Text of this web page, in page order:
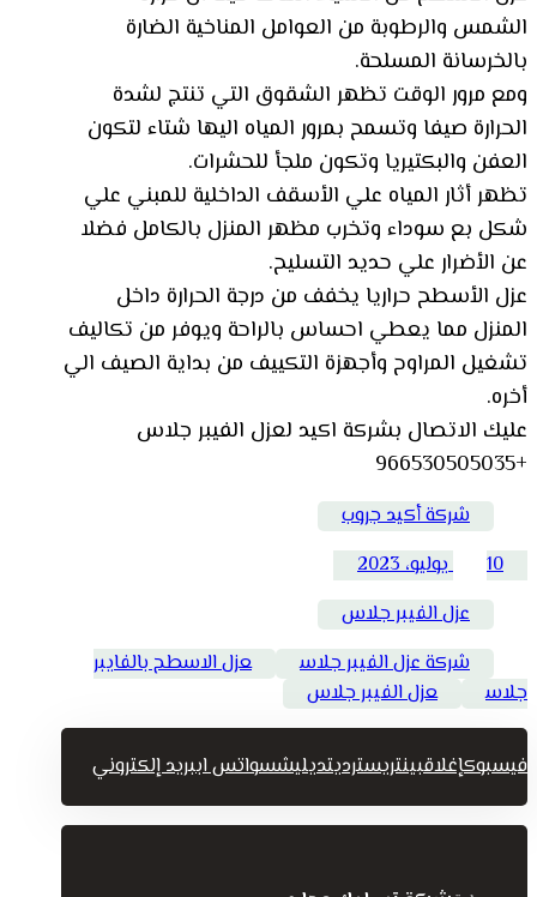
الشمس والرطوبة من العوامل المناخية الضارة
بالخرسانة المسلحة.
ومع مرور الوقت تظهر الشقوق التي تنتج لشدة
الحرارة صيفا وتسمح بمرور المياه اليها شتاء لتكون
العفن والبكتيريا وتكون ملجأ للحشرات.
تظهر أثار المياه علي الأسقف الداخلية للمبني علي
شكل بع سوداء وتخرب مظهر المنزل بالكامل فضلا
عن الأضرار علي حديد التسليح.
عزل الأسطح حراريا يخفف من درجة الحرارة داخل
المنزل مما يعطي احساس بالراحة ويوفر من تكاليف
تشغيل المراوح وأجهزة التكييف من بداية الصيف الي
أخره.
عليك الاتصال بشركة اكيد لعزل الفيبر جلاس
+966530505035
شركة أكيد جروب
10 يوليو، 2023
عزل الفيبر جلاس
شركة عزل الفيبر جلاس
عزل الاسطح بالفايبر
جلاس
عزل الفيبر جلاس
فيسبوكإغلاقبينتريسترديتديليشسواتس اببريد إلكتروني